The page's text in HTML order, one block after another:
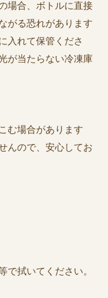
場合、ボトルに直接
がる恐れがあります
入れて保管くださ
が当たらない冷凍庫
む場合があります
んので、安心してお
で拭いてください。